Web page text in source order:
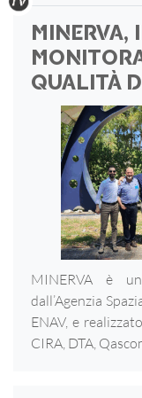
MINERVA,
QUALITÀ
MINERVA è
dall’Agenzia
ENAV, e
CIRA, DTA,